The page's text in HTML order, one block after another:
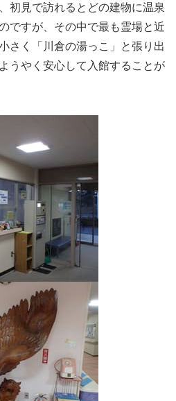
初見で訪れるとどの建物に温泉
ですが、その中で最も霊場と近
さく「川倉の湯っこ」と張り出
うやく安心して入館することが